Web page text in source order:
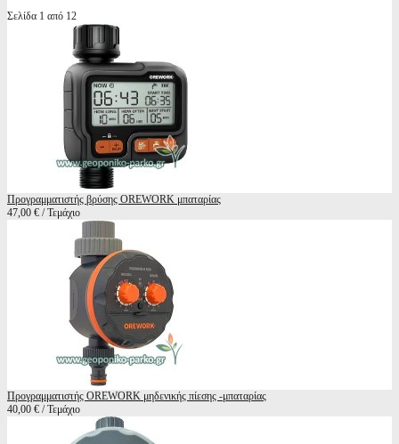
Σελίδα 1 από 12
Προγραμματιστής βρύσης OREWORK μπαταρίας
47,00 € / Τεμάχιο
Προγραμματιστής OREWORK μηδενικής πίεσης -μπαταρίας
40,00 € / Τεμάχιο